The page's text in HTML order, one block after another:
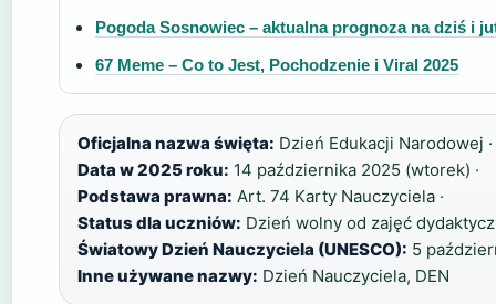
Pogoda Sosnowiec – aktualna prognoza na dziś i
67 Meme – Co to Jest, Pochodzenie i Viral 2025
Oficjalna nazwa święta: Dzień Edukacji Narodowej ·
Data w 2025 roku: 14 października 2025 (wtorek) ·
Podstawa prawna: Art. 74 Karty Nauczyciela ·
Status dla uczniów: Dzień wolny od zajęć
Światowy Dzień Nauczyciela (UNESCO): 5
Inne używane nazwy: Dzień Nauczyciela, DEN